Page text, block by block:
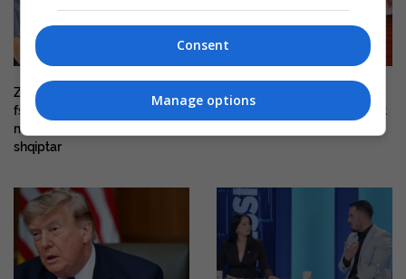
Zbulohet një rafineri kokaine e
fshehur mes bimësisë në Itali,
mes të arrestuarve edhe një
shqiptar
Zvicër: Burri dyshohet se
drogoi dhe abuzoi seksualisht
Consent
Manage options